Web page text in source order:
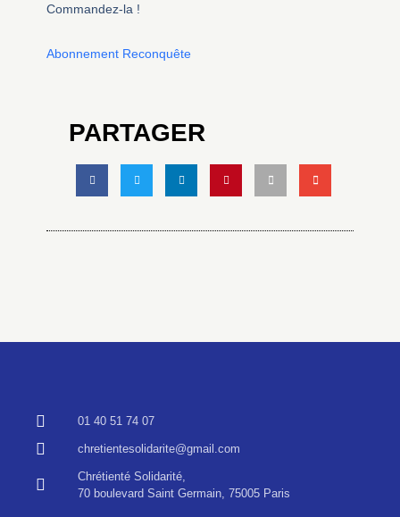
Commandez-la !
Abonnement Reconquête
PARTAGER
01 40 51 74 07
chretientesolidarite@gmail.com
Chrétienté Solidarité,
70 boulevard Saint Germain, 75005 Paris